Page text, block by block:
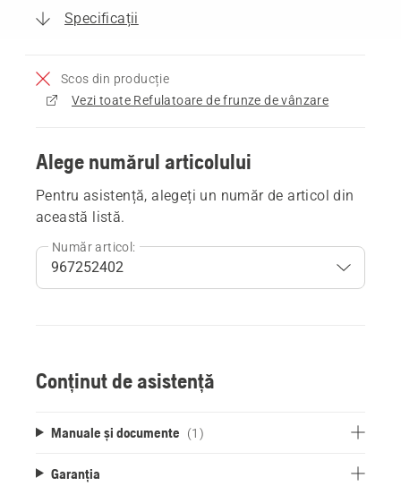
Specificații
Scos din producție
Vezi toate Refulatoare de frunze de vânzare
Alege numărul articolului
Pentru asistență, alegeți un număr de articol din
această listă.
Număr articol:
Conținut de asistență
Manuale și documente (1)
Garanția